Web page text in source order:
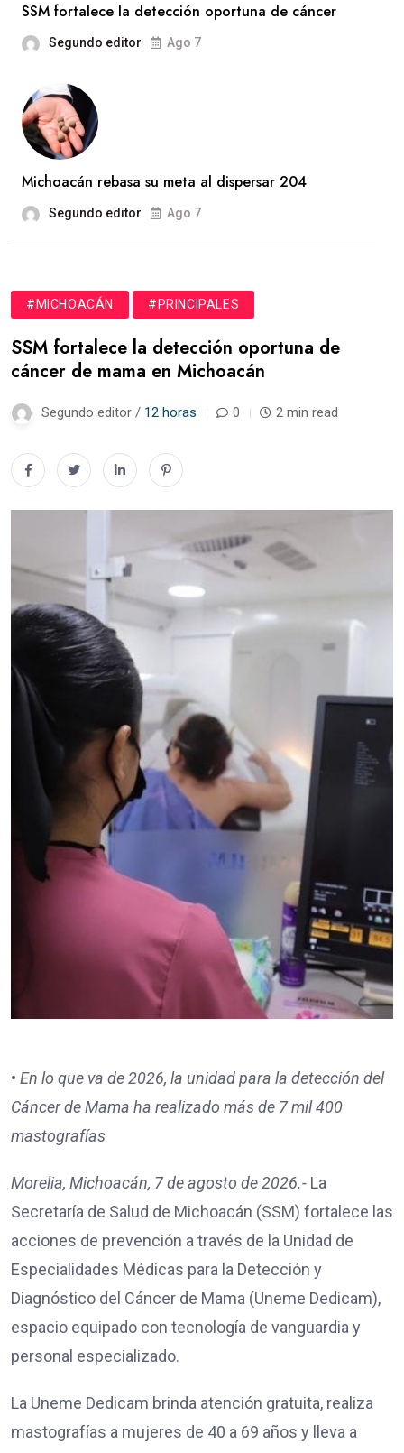
SSM fortalece la detección oportuna de cáncer
Segundo editor Ago 7
Michoacán rebasa su meta al dispersar 204
Segundo editor Ago 7
#MICHOACÁN #PRINCIPALES
SSM fortalece la detección oportuna de
cáncer de mama en Michoacán
Segundo editor / 12 horas 0 2 min read
•⁠ ⁠En lo que va de 2026, la unidad para la detección del
Cáncer de Mama ha realizado más de 7 mil 400
mastografías
Morelia, Michoacán, 7 de agosto de 2026.- La
Secretaría de Salud de Michoacán (SSM) fortalece las
acciones de prevención a través de la Unidad de
Especialidades Médicas para la Detección y
Diagnóstico del Cáncer de Mama (Uneme Dedicam),
espacio equipado con tecnología de vanguardia y
personal especializado.
La Uneme Dedicam brinda atención gratuita, realiza
mastografías a mujeres de 40 a 69 años y lleva a